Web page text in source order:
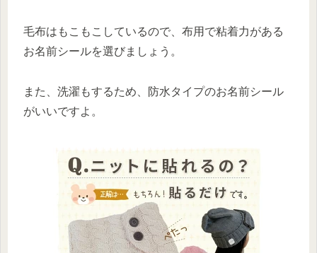
毛布はもこもこしているので、布用で粘着力がある
お名前シールを選びましょう。
また、洗濯もするため、防水タイプのお名前シール
がいいですよ。